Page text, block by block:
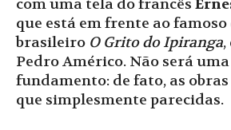
com uma tela do francês
que está em frente ao
brasileiro O Grito do Ipiranga
Pedro Américo. Não será
fundamento: de fato, as
que simplesmente parecidas.